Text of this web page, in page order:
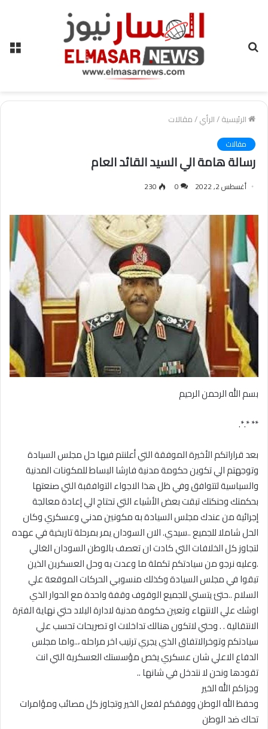
الرئيسية/الرأي/مقالات
مقالات
رسالة هامة الي السيد القائد العام
أغسطس 2, 2022 0
230
بسم الله الرحمن الرحيم
** *.*.
بعد قراراتكم الأخيرة الموفقة التي أعلنتم فيها حل مجلس السيادة
وتوجهتم الي تكوين حكومة مدنية فارشا البساط للمكونات المدنية
والسياسية لتتوافق وفي ظل هذا الاجواء التوافقبة التي صنعتها
بحكمتك وحنكتك تبقت بعض الأشياء التي تحتاج الي إعادة معالجة
إجرائية من عندك مجلس السيادة به مكونين مدني وعسكري وكان
الحل شاملا للجميع ..سيدي. الان السودان يمر بمرحلة تاريخية في عهده
لتجاوز كل الخلافات التي كادت ان تعصف بالوطن السودان الغالي
.وعليه نرجو من سيادتكم تكملة ما وعدت به وحل العسكرين الذين
تبقوا في مجلس السيادة وكذلك منسوبي الحركات الموقعة علي
السلام ..حتئ يتسني للجميع الوقوف وقفة واحدة مع الحوار الذي
اوشك علي الانتهاء وتعين حكومة مدنية لادارة البلاد حتي نهاية الفترة
الانتقالية . . وحتي لاتكون هنالك تداخلات او تصريحات تحسب علي
سيادتكم وتوخرالاتفاق الذي يجري ترتيب اخر مراحله ،..واما مجلس
الدفاع الاعلي شان عسكري يخص مؤسستك العسكرية التي انت
تقودها ونحن لا نتدخل في شانها ..
وجزاكم الله الخير
وحفظ الله الوطن ووفقكم لفعل الخير وتجاوز كل مصائب ومؤامرات
تحاك ضد الوطن